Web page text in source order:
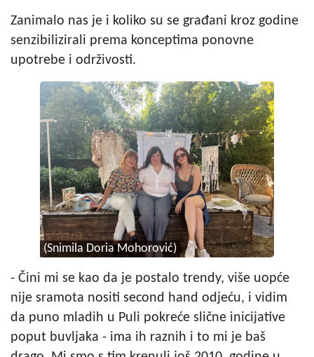
Zanimalo nas je i koliko su se građani kroz godine
senzibilizirali prema konceptima ponovne
upotrebe i održivosti.
(Snimila Doria Mohorović)
- Čini mi se kao da je postalo trendy, više uopće
nije sramota nositi second hand odjeću, i vidim
da puno mladih u Puli pokreće slične inicijative
poput buvljaka - ima ih raznih i to mi je baš